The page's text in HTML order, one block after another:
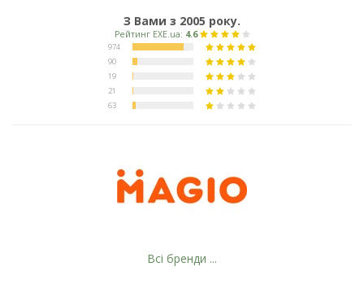
З Вами з 2005 року.
Всі бренди ...